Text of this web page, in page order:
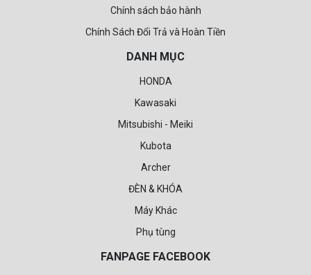
Chính sách bảo hành
Chính Sách Đổi Trả và Hoàn Tiền
DANH MỤC
HONDA
Kawasaki
Mitsubishi - Meiki
Kubota
Archer
ĐÈN & KHÓA
Máy Khác
Phụ tùng
FANPAGE FACEBOOK